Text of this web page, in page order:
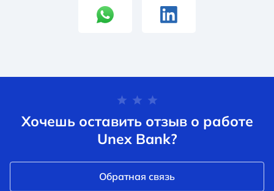
Хочешь оставить отзыв о работе
Unex Bank?
Обратная связь